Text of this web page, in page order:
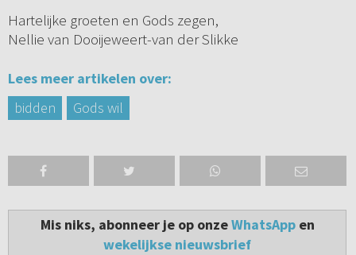
Hartelijke groeten en Gods zegen,
Nellie van Dooijeweert-van der Slikke
Lees meer artikelen over:
bidden
Gods wil
Mis niks, abonneer je op onzeWhatsAppen
wekelijkse nieuwsbrief